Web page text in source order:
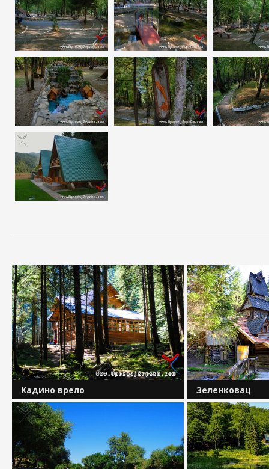
Кадино врело
У подножју планине Јахорине, на око
седам километара од Подграба,
налази се Кадино врело, једно од
најљепших и најпознатијих
Зеленковац
Планинске
фестивал,
дрвени млинови,
нетакнутој